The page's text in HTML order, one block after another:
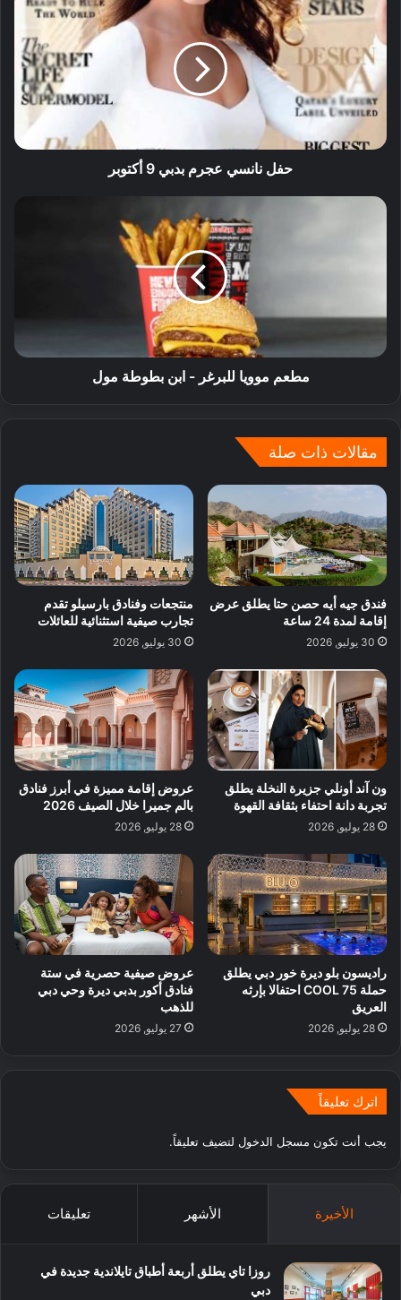
حفل نانسي عجرم بدبي 9 أكتوبر
مطعم موويا للبرغر - ابن بطوطة مول
مقالات ذات صلة
فندق جيه أيه حصن حتا يطلق عرض
إقامة لمدة 24 ساعة
30 يوليو, 2026
منتجعات وفنادق بارسيلو تقدم
تجارب صيفية استثنائية للعائلات
30 يوليو, 2026
ون آند أونلي جزيرة النخلة يطلق
تجربة دانة احتفاء بثقافة القهوة
28 يوليو, 2026
عروض إقامة مميزة في أبرز فنادق
بالم جميرا خلال الصيف 2026
28 يوليو, 2026
راديسون بلو ديرة خور دبي يطلق
حملة 75 COOL احتفالا بإرثه
العريق
28 يوليو, 2026
عروض صيفية حصرية في ستة
فنادق أكور بدبي ديرة وحي دبي
للذهب
27 يوليو, 2026
اترك تعليقاً
يجب أنت تكون مسجل الدخول لتضيف تعليقاً.
الأخيرة الأشهر تعليقات
روزا تاي يطلق أربعة أطباق تايلاندية جديدة في
دبي